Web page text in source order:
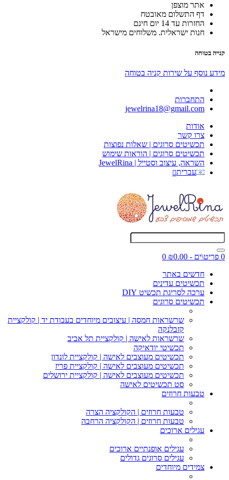
אתר מוצפן
דף התשלום מאובטח
החזרות עד 14 יום חינם
חנות ישראלית. משלוחים מישראל
קנייה בטוחה
מידע נוסף על שירות קניה בטוחה
התחברות
jewelrina18@gmail.com
אודות
צרו קשר
תכשיטים סרוגים | שאלות נפוצות
תכשיטים סרוגים | הוראות שימוש
השראה, עיצוב וסטייל | JewelRina
עברית
0 פריט\ים - ₪0.00
0
חדשים באתר
תכשיטים עדינים
ערכה לסריגת תכשיט DIY
תכשיטים סרוגים
שרשראות חמסה | עיצובים מיוחדים בעבודת יד | קולקציית
קזבלנקה
שרשראות לאישה | קולקציית תל אביב
תכשיטי יודאיקה
תכשיטים מעוצבים לאישה | קולקציית לונדון
תכשיטים מעוצבים לאישה | קולקציית פריז
תכשיטים מעוצבים לאישה | קולקציית ירושלים
סט תכשיטים לאישה
טבעות חרוזים
טבעות חרוזים | הקולקציה הצרה
טבעות חרוזים | הקולקציה הרחבה
עגילים ארוכים
עגילים אופנתיים ארוכים
עגילים סרוגים גדולים
צמידים מיוחדים